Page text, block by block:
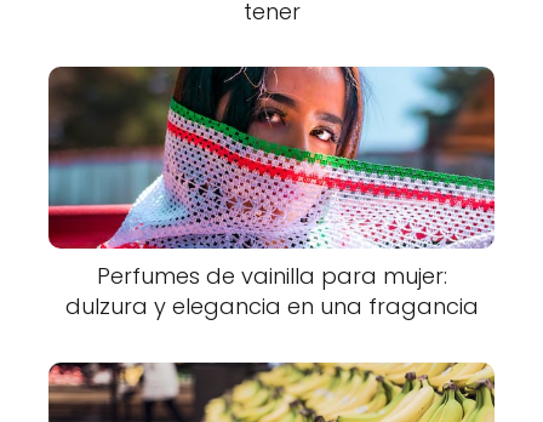
tener
Perfumes de vainilla para mujer:
dulzura y elegancia en una fragancia